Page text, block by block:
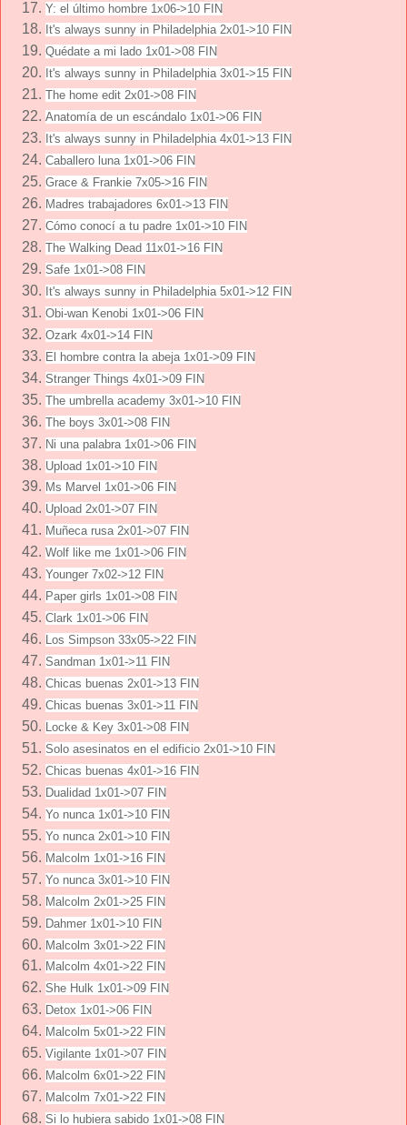
Y: el último hombre 1x06->10 FIN
It's always sunny in Philadelphia 2x01->10 FIN
Quédate a mi lado 1x01->08 FIN
It's always sunny in Philadelphia 3x01->15 FIN
The home edit 2x01->08 FIN
Anatomía de un escándalo 1x01->06 FIN
It's always sunny in Philadelphia 4x01->13 FIN
Caballero luna 1x01->06 FIN
Grace & Frankie 7x05->16 FIN
Madres trabajadores 6x01->13 FIN
Cómo conocí a tu padre 1x01->10 FIN
The Walking Dead 11x01->16 FIN
Safe 1x01->08 FIN
It's always sunny in Philadelphia 5x01->12 FIN
Obi-wan Kenobi 1x01->06 FIN
Ozark 4x01->14 FIN
El hombre contra la abeja 1x01->09 FIN
Stranger Things 4x01->09 FIN
The umbrella academy 3x01->10 FIN
The boys 3x01->08 FIN
Ni una palabra 1x01->06 FIN
Upload 1x01->10 FIN
Ms Marvel 1x01->06 FIN
Upload 2x01->07 FIN
Muñeca rusa 2x01->07 FIN
Wolf like me 1x01->06 FIN
Younger 7x02->12 FIN
Paper girls 1x01->08 FIN
Clark 1x01->06 FIN
Los Simpson 33x05->22 FIN
Sandman 1x01->11 FIN
Chicas buenas 2x01->13 FIN
Chicas buenas 3x01->11 FIN
Locke & Key 3x01->08 FIN
Solo asesinatos en el edificio 2x01->10 FIN
Chicas buenas 4x01->16 FIN
Dualidad 1x01->07 FIN
Yo nunca 1x01->10 FIN
Yo nunca 2x01->10 FIN
Malcolm 1x01->16 FIN
Yo nunca 3x01->10 FIN
Malcolm 2x01->25 FIN
Dahmer 1x01->10 FIN
Malcolm 3x01->22 FIN
Malcolm 4x01->22 FIN
She Hulk 1x01->09 FIN
Detox 1x01->06 FIN
Malcolm 5x01->22 FIN
Vigilante 1x01->07 FIN
Malcolm 6x01->22 FIN
Malcolm 7x01->22 FIN
Si lo hubiera sabido 1x01->08 FIN